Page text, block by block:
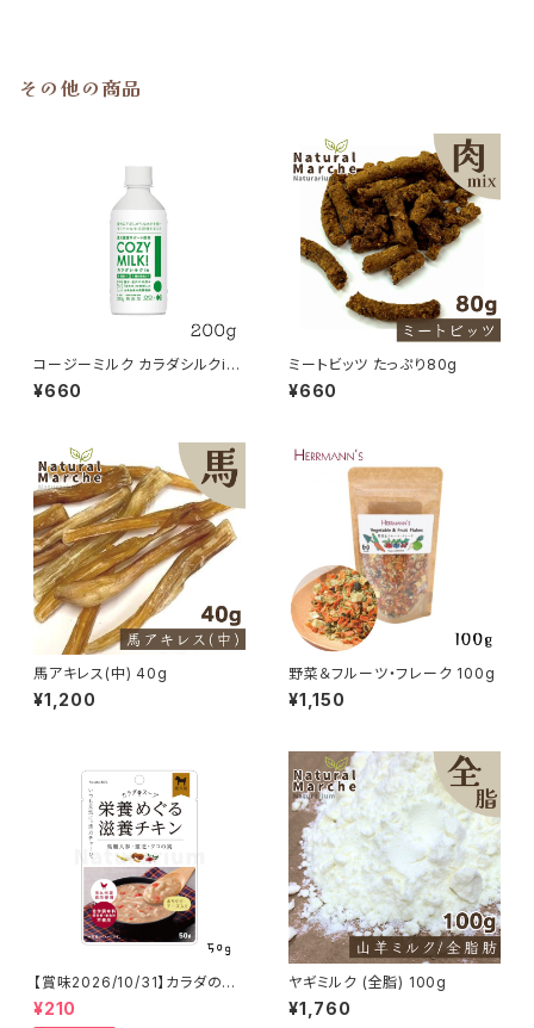
その他の商品
コージーミルク カラダシルクin
200g 甘酒 シルクフル
¥660
ミートビッツ たっぷり80g
¥660
馬アキレス(中) 40g
¥1,200
野菜＆フルーツ・フレーク 100g
¥1,150
【賞味2026/10/31】カラダのス
ープ 栄養めぐる滋養チキン 50
g
¥210
ヤギミルク (全脂) 100g
¥1,760